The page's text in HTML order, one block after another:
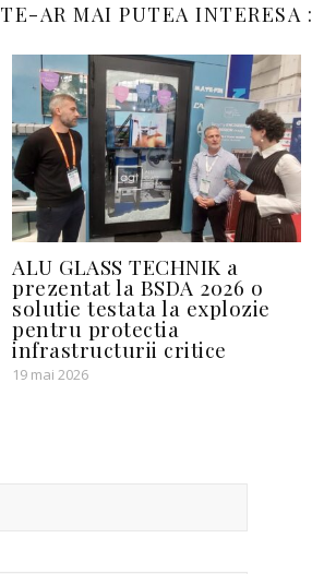
TE-AR MAI PUTEA INTERESA :
ALU GLASS TECHNIK a
prezentat la BSDA 2026 o
solutie testata la explozie
pentru protectia
infrastructurii critice
19 mai 2026